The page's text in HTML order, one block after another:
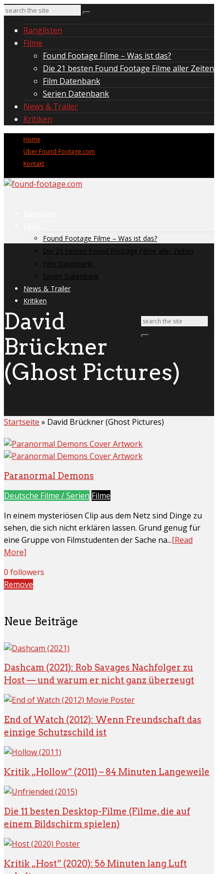
Ranglisten
Filme
Found Footage Filme – Was ist das?
Die 21 besten Found Footage Filme aller Zeiten
Film Datenbank
Serien Datenbank
News & Trailer
Kritiken
Home
Über Found-Footage.com
Kontakt
Found Footage Filme – Was ist das?
Die 21 besten Found Footage Filme aller Zeiten
Film Datenbank
Serien Datenbank
News & Trailer
Kritiken
David
Brückner
(Ghost Pictures)
Startseite » David Brückner (Ghost Pictures)
Paranormal Demons
Deutsche Filme / Serien Filme
In einem mysteriösen Clip aus dem Netz sind Dinge zu
sehen, die sich nicht erklären lassen. Grund genug für
eine Gruppe von Filmstudenten der Sache na...[Read
More]
0 followers
Remove
Neue Beiträge
Dashcam (2021): Rob Savages Nachfolger zu
Host — und warum er nicht ganz überzeugt
End of Watch (2012): Wenn Freundschaft das
einzige Schutzschild ist
Kritik „Hollow“ (2011) – 84 Minuten Langeweile
Die 11 besten Desktop-Filme (Filme, die auf
einem Bildschirm spielen)
Kritik „Host“ (2020): 56 Minuten lang Luft